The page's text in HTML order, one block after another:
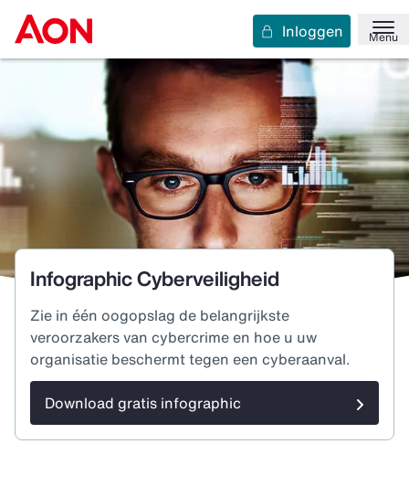
Menu
Inloggen
Infographic Cyberveiligheid
Zie in één oogopslag de belangrijkste
veroorzakers van cybercrime en hoe u uw
organisatie beschermt tegen een cyberaanval.
Download gratis infographic